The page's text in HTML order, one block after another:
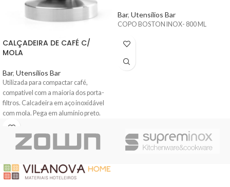
CALÇADEIRA DE CAFÉ C/
MOLA
Bar, Utensílios Bar
Utilizada para compactar café,
compatível com a maioria dos porta-
filtros. Calcadeira em aço inoxidável
com mola. Pega em alumínio preto.
Bar, Utensílios Bar
COPO BOSTON INOX- 800 ML